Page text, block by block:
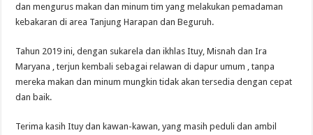
dan mengurus makan dan minum tim yang melakukan pemadaman
kebakaran di area Tanjung Harapan dan Beguruh.
Tahun 2019 ini, dengan sukarela dan ikhlas Ituy, Misnah dan Ira
Maryana , terjun kembali sebagai relawan di dapur umum , tanpa
mereka makan dan minum mungkin tidak akan tersedia dengan cepat
dan baik.
Terima kasih Ituy dan kawan-kawan, yang masih peduli dan ambil